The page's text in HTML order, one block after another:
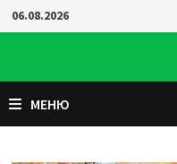
Перейти
к
06.08.2026
МЕНЮ